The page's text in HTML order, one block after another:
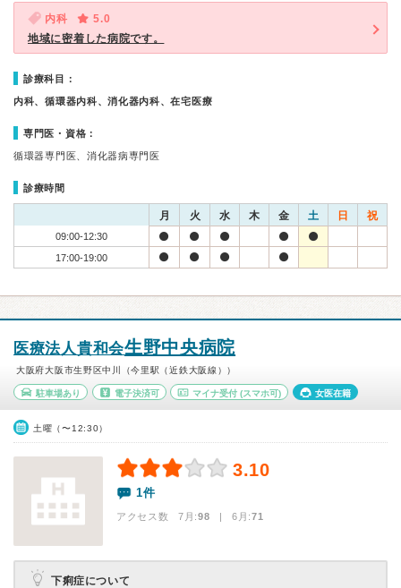
内科
5.0
地域に密着した病院です。
診療科目：
内科、循環器内科、消化器内科、在宅医療
専門医・資格：
循環器専門医、消化器病専門医
診療時間
月 火 水 木 金 土 日 祝
09:00-12:30
17:00-19:00
医療法人貴和会生野中央病院
大阪府大阪市生野区中川（今里駅（近鉄大阪線））
駐車場あり 電子決済可 マイナ受付 (スマホ可) 女医在籍
土曜（〜12:30）
3.10
1件
アクセス数 7月:98 | 6月:71
下痢症について